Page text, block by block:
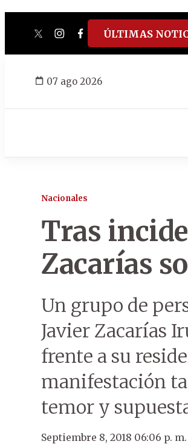
twitterinstagram
facebook
tiktokyoutube
spotify
ÚLTIMAS
07 ago 2026
Nacionales
Tras
Zacarías
Un grupo de
Javier Zacarías
frente a su
manifestación
temor y
Septiembre 8, 2018 06:06 p. m.